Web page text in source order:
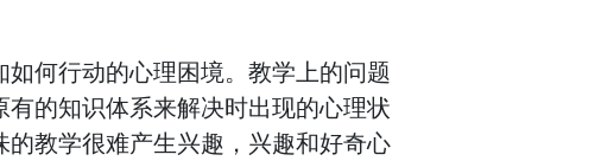
何行动的心理困境。教学上的问题
的知识体系来解决时出现的心理状
教学很难产生兴趣，兴趣和好奇心